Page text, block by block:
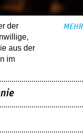
der
aus der
im
MEHR